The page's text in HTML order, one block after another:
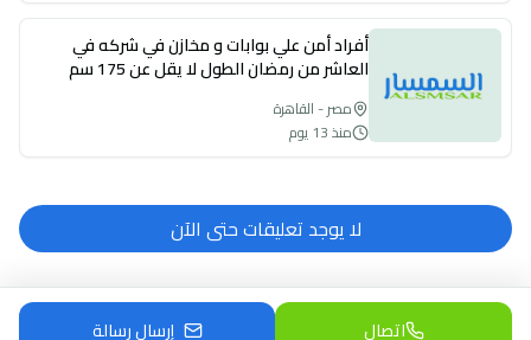
اتصال إرسال رسالة
أفراد أمن علي بوابات و مخازن في شركه في
العاشر من رمضان الطول لا يقل عن 175 سم
مصر - القاهرة
منذ 13 يوم
لا يوجد تعليقات حتى الآن